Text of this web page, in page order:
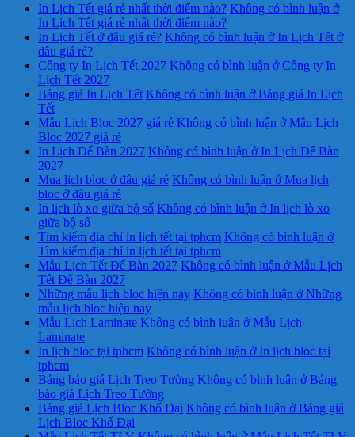
In Lịch Tết giá rẻ nhất thời điểm nào? Không có bình luận ở
In Lịch Tết giá rẻ nhất thời điểm nào?
In Lịch Tết ở đâu giá rẻ? Không có bình luận ở In Lịch Tết ở
đâu giá rẻ?
Công ty In Lịch Tết 2027 Không có bình luận ở Công ty In
Lịch Tết 2027
Bảng giá In Lịch Tết Không có bình luận ở Bảng giá In Lịch
Tết
Mẫu Lịch Bloc 2027 giá rẻ Không có bình luận ở Mẫu Lịch
Bloc 2027 giá rẻ
In Lịch Để Bàn 2027 Không có bình luận ở In Lịch Để Bàn
2027
Mua lịch bloc ở đâu giá rẻ Không có bình luận ở Mua lịch
bloc ở đâu giá rẻ
In lịch lò xo giữa bộ số Không có bình luận ở In lịch lò xo
giữa bộ số
Tìm kiếm địa chỉ in lịch tết tại tphcm Không có bình luận ở
Tìm kiếm địa chỉ in lịch tết tại tphcm
Mẫu Lịch Tết Để Bàn 2027 Không có bình luận ở Mẫu Lịch
Tết Để Bàn 2027
Những mẫu lịch bloc hiện nay Không có bình luận ở Những
mẫu lịch bloc hiện nay
Mẫu Lịch Laminate Không có bình luận ở Mẫu Lịch
Laminate
In lịch bloc tại tphcm Không có bình luận ở In lịch bloc tại
tphcm
Bảng báo giá Lịch Treo Tường Không có bình luận ở Bảng
báo giá Lịch Treo Tường
Bảng giá Lịch Bloc Khổ Đại Không có bình luận ở Bảng giá
Lịch Bloc Khổ Đại